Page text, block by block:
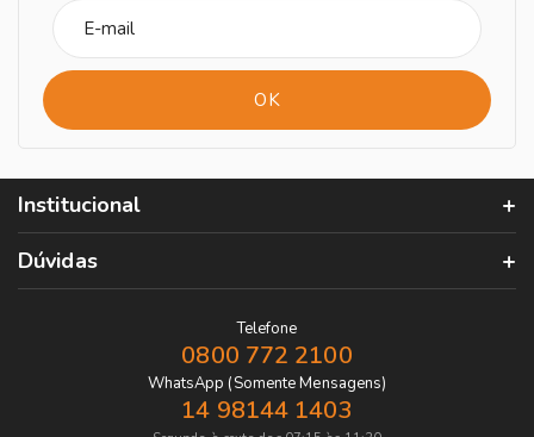
Institucional
Dúvidas
Telefone
0800 772 2100
WhatsApp (Somente Mensagens)
14 98144 1403